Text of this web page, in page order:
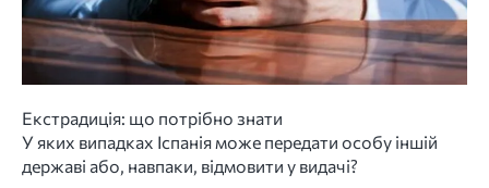
Екстрадиція: що потрібно знати
У яких випадках Іспанія може передати особу іншій
державі або, навпаки, відмовити у видачі?